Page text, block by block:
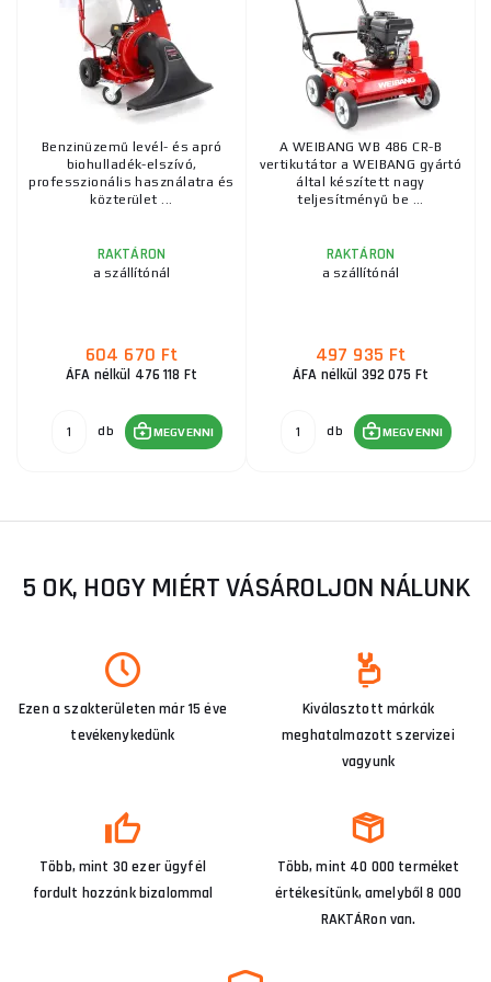
Benzinüzemű levél- és apró
biohulladék-elszívó,
professzionális használatra és
közterület ...
RAKTÁRON
a szállítónál
604 670 Ft
ÁFA nélkül 476 118 Ft
db MEGVENNI
A WEIBANG WB 486 CR-B
vertikutátor a WEIBANG gyártó
által készített nagy
teljesítményű be ...
RAKTÁRON
a szállítónál
497 935 Ft
ÁFA nélkül 392 075 Ft
db MEGVENNI
5 OK, HOGY MIÉRT VÁSÁROLJON NÁLUNK
Ezen a szakterületen már 15 éve
tevékenykedünk
Kiválasztott márkák
meghatalmazott szervizei
vagyunk
Több, mint 30 ezer ügyfél
fordult hozzánk bizalommal
Több, mint 40 000 terméket
értékesítünk, amelyből 8 000
RAKTÁRon van.